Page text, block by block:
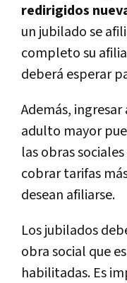
redirigidos
un jubilado se
completo su
deberá esperar
Además,
adulto mayor
las obras
cobrar tarifas
desean afiliarse.
Los jubilados
obra social que
habilitadas. Es